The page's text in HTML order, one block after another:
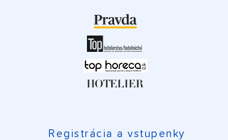
Registrácia a vstupenky